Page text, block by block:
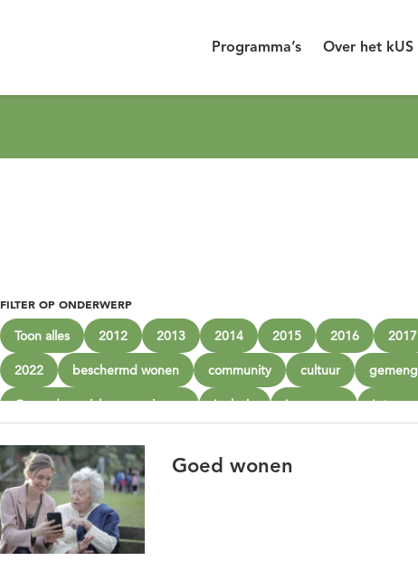
Programma’s Over het kUS
FILTER OP ONDERWERP
Toon alles 2012 2013 2014 2015 2016 2017
2022 beschermd wonen community cultuur
Gezonde sociale omgevingen Inclusie Innoveren
Mantelzorg Moreel beraad Niet-aangeboren hersenletsel
Preventie Professionalisering
Transitie Vitale netwerken
Goed wonen